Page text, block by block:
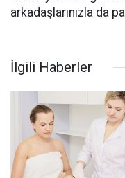
arkadaşlarınızla da
İlgili Haberler